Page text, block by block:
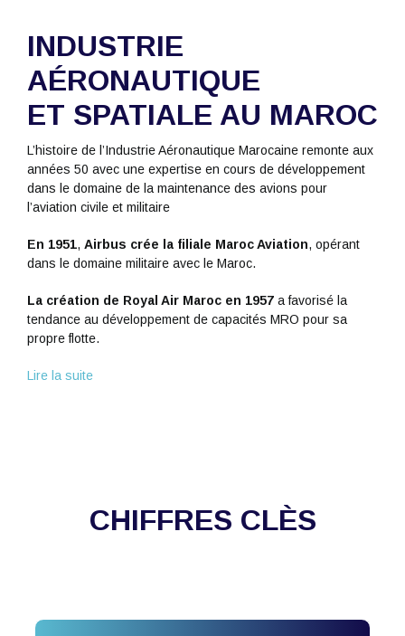
INDUSTRIE
AÉRONAUTIQUE
ET SPATIALE AU MAROC
L’histoire de l’Industrie Aéronautique Marocaine remonte aux
années 50 avec une expertise en cours de développement
dans le domaine de la maintenance des avions pour
l’aviation civile et militaire
En 1951, Airbus crée la filiale Maroc Aviation, opérant
dans le domaine militaire avec le Maroc.
La création de Royal Air Maroc en 1957a favorisé la
tendance au développement de capacités MRO pour sa
propre flotte.
Lire la suite
CHIFFRES CLÈS